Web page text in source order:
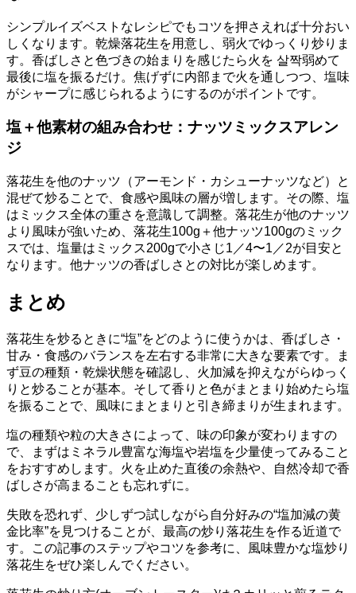
シンプルイズベストなレシピでもコツを押さえれば十分おい
しくなります。乾燥落花生を用意し、弱火でゆっくり炒りま
す。香ばしさと色づきの始まりを感じたら火を 살짝弱めて
最後に塩を振るだけ。焦げずに内部まで火を通しつつ、塩味
がシャープに感じられるようにするのがポイントです。
塩＋他素材の組み合わせ：ナッツミックスアレン
ジ
落花生を他のナッツ（アーモンド・カシューナッツなど）と
混ぜて炒ることで、食感や風味の層が増します。その際、塩
はミックス全体の重さを意識して調整。落花生が他のナッツ
より風味が強いため、落花生100g＋他ナッツ100gのミック
スでは、塩量はミックス200gで小さじ1／4〜1／2が目安と
なります。他ナッツの香ばしさとの対比が楽しめます。
まとめ
落花生を炒るときに“塩”をどのように使うかは、香ばしさ・
甘み・食感のバランスを左右する非常に大きな要素です。ま
ず豆の種類・乾燥状態を確認し、火加減を抑えながらゆっく
りと炒ることが基本。そして香りと色がまとまり始めたら塩
を振ることで、風味にまとまりと引き締まりが生まれます。
塩の種類や粒の大きさによって、味の印象が変わりますの
で、まずはミネラル豊富な海塩や岩塩を少量使ってみること
をおすすめします。火を止めた直後の余熱や、自然冷却で香
ばしさが高まることも忘れずに。
失敗を恐れず、少しずつ試しながら自分好みの“塩加減の黄
金比率”を見つけることが、最高の炒り落花生を作る近道で
す。この記事のステップやコツを参考に、風味豊かな塩炒り
落花生をぜひ楽しんでください。